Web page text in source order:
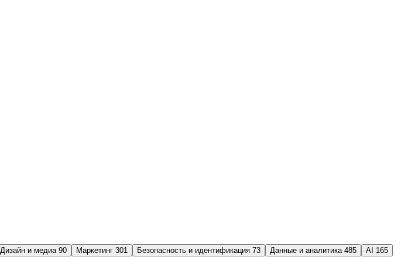
Дизайн и медиа 90 Маркетинг 301 Безопасность и идентификация 73 Данные и аналитика 485 AI 165